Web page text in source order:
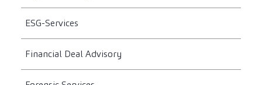
ESG-Services
Financial Deal Advisory